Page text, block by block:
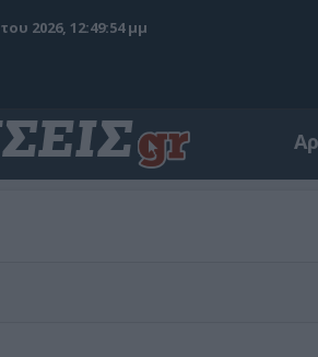
2026, 12:49:55 μμ